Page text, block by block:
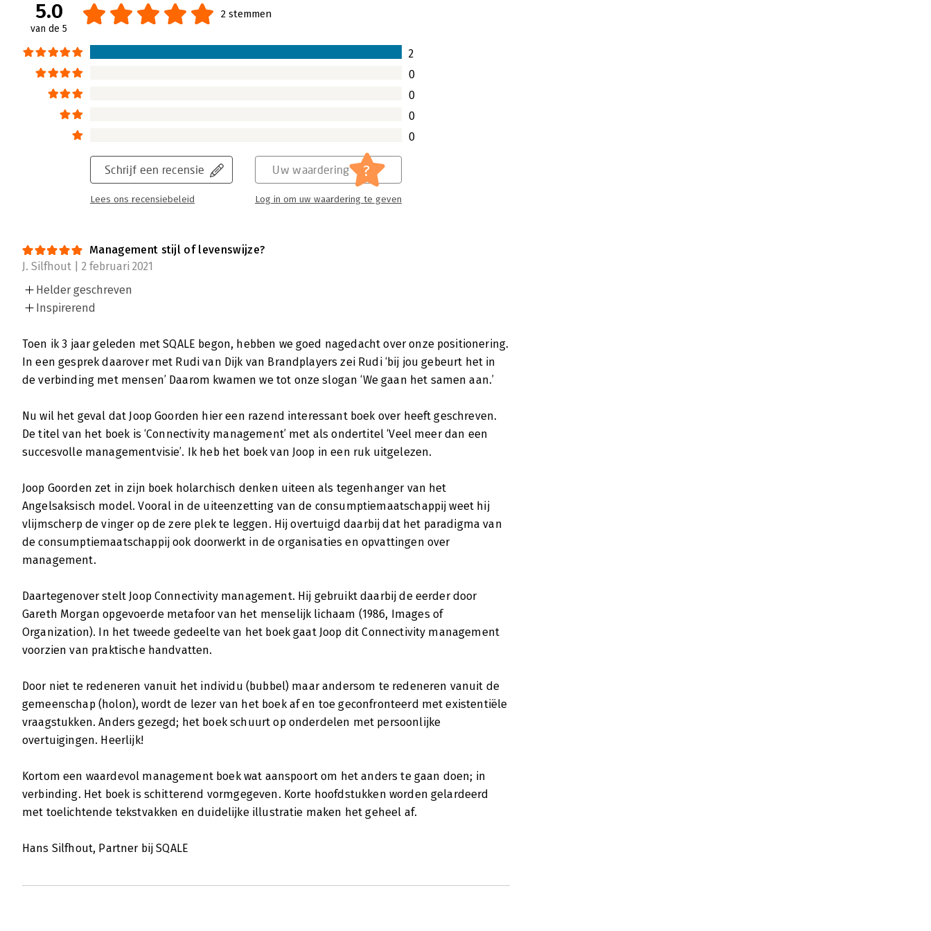
5.0
van de 5
2 stemmen
2
0
0
0
0
Schrijf een recensie
Lees ons recensiebeleid
Uw waardering ?
Log in om uw waardering te geven
Management stijl of levenswijze?
J. Silfhout | 2 februari 2021
Helder geschreven
Inspirerend
Toen ik 3 jaar geleden met SQALE begon, hebben we goed nagedacht over onze positionering.
In een gesprek daarover met Rudi van Dijk van Brandplayers zei Rudi ‘bij jou gebeurt het in
de verbinding met mensen’ Daarom kwamen we tot onze slogan ‘We gaan het samen aan.’
Nu wil het geval dat Joop Goorden hier een razend interessant boek over heeft geschreven.
De titel van het boek is ‘Connectivity management’ met als ondertitel ‘Veel meer dan een
succesvolle managementvisie’. Ik heb het boek van Joop in een ruk uitgelezen.
Joop Goorden zet in zijn boek holarchisch denken uiteen als tegenhanger van het
Angelsaksisch model. Vooral in de uiteenzetting van de consumptiemaatschappij weet hij
vlijmscherp de vinger op de zere plek te leggen. Hij overtuigd daarbij dat het paradigma van
de consumptiemaatschappij ook doorwerkt in de organisaties en opvattingen over
management.
Daartegenover stelt Joop Connectivity management. Hij gebruikt daarbij de eerder door
Gareth Morgan opgevoerde metafoor van het menselijk lichaam (1986, Images of
Organization). In het tweede gedeelte van het boek gaat Joop dit Connectivity management
voorzien van praktische handvatten.
Door niet te redeneren vanuit het individu (bubbel) maar andersom te redeneren vanuit de
gemeenschap (holon), wordt de lezer van het boek af en toe geconfronteerd met existentiële
vraagstukken. Anders gezegd; het boek schuurt op onderdelen met persoonlijke
overtuigingen. Heerlijk!
Kortom een waardevol management boek wat aanspoort om het anders te gaan doen; in
verbinding. Het boek is schitterend vormgegeven. Korte hoofdstukken worden gelardeerd
met toelichtende tekstvakken en duidelijke illustratie maken het geheel af.
Hans Silfhout, Partner bij SQALE